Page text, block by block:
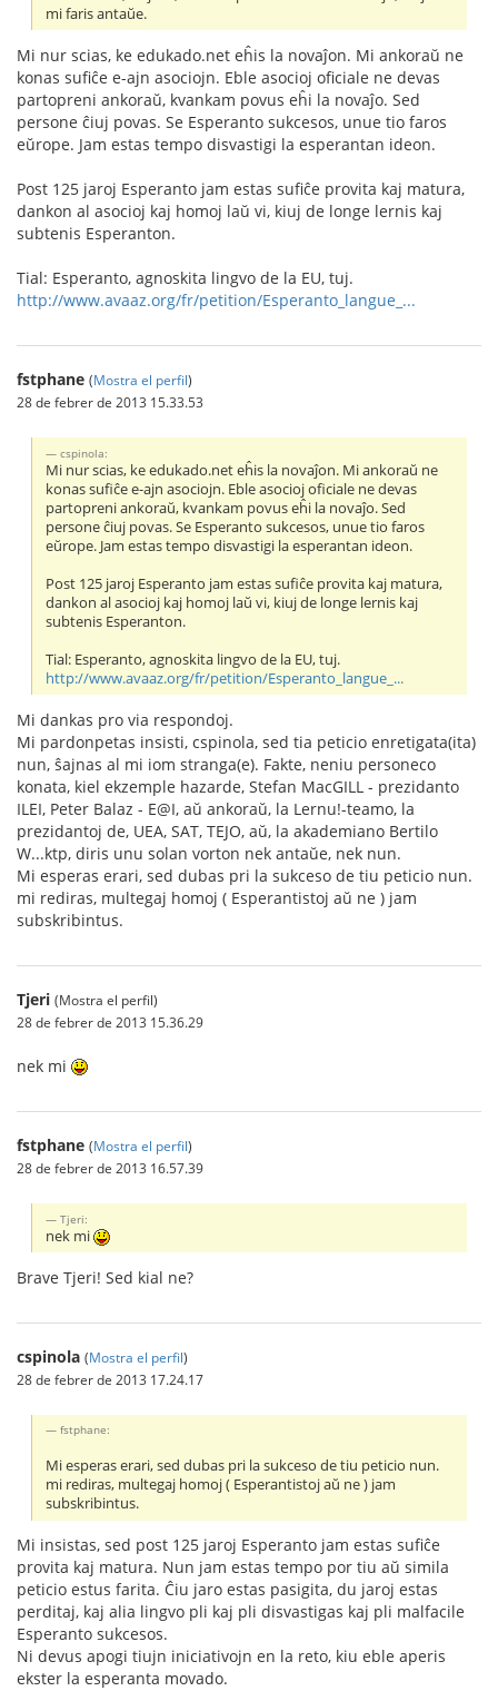
mi faris antaŭe.
Mi nur scias, ke edukado.net eĥis la novaĵon. Mi ankoraŭ ne
konas sufiĉe e-ajn asociojn. Eble asocioj oficiale ne devas
partopreni ankoraŭ, kvankam povus eĥi la novaĵo. Sed
persone ĉiuj povas. Se Esperanto sukcesos, unue tio faros
eŭrope. Jam estas tempo disvastigi la esperantan ideon.
Post 125 jaroj Esperanto jam estas sufiĉe provita kaj matura,
dankon al asocioj kaj homoj laŭ vi, kiuj de longe lernis kaj
subtenis Esperanton.
Tial: Esperanto, agnoskita lingvo de la EU, tuj.
http://www.avaaz.org/fr/petition/Esperanto_langue_...
fstphane (Mostra el perfil)
28 de febrer de 2013 15.33.53
cspinola:
Mi nur scias, ke edukado.net eĥis la novaĵon. Mi ankoraŭ ne
konas sufiĉe e-ajn asociojn. Eble asocioj oficiale ne devas
partopreni ankoraŭ, kvankam povus eĥi la novaĵo. Sed
persone ĉiuj povas. Se Esperanto sukcesos, unue tio faros
eŭrope. Jam estas tempo disvastigi la esperantan ideon.
Post 125 jaroj Esperanto jam estas sufiĉe provita kaj matura,
dankon al asocioj kaj homoj laŭ vi, kiuj de longe lernis kaj
subtenis Esperanton.
Tial: Esperanto, agnoskita lingvo de la EU, tuj.
http://www.avaaz.org/fr/petition/Esperanto_langue_...
Mi dankas pro via respondoj.
Mi pardonpetas insisti, cspinola, sed tia peticio enretigata(ita)
nun, ŝajnas al mi iom stranga(e). Fakte, neniu personeco
konata, kiel ekzemple hazarde, Stefan MacGILL - prezidanto
ILEI, Peter Balaz - E@I, aŭ ankoraŭ, la Lernu!-teamo, la
prezidantoj de, UEA, SAT, TEJO, aŭ, la akademiano Bertilo
W...ktp, diris unu solan vorton nek antaŭe, nek nun.
Mi esperas erari, sed dubas pri la sukceso de tiu peticio nun.
mi rediras, multegaj homoj ( Esperantistoj aŭ ne ) jam
subskribintus.
Tjeri (Mostra el perfil)
28 de febrer de 2013 15.36.29
nek mi
fstphane (Mostra el perfil)
28 de febrer de 2013 16.57.39
Tjeri:
nek mi
Brave Tjeri! Sed kial ne?
cspinola (Mostra el perfil)
28 de febrer de 2013 17.24.17
fstphane:
Mi esperas erari, sed dubas pri la sukceso de tiu peticio nun.
mi rediras, multegaj homoj ( Esperantistoj aŭ ne ) jam
subskribintus.
Mi insistas, sed post 125 jaroj Esperanto jam estas sufiĉe
provita kaj matura. Nun jam estas tempo por tiu aŭ simila
peticio estus farita. Ĉiu jaro estas pasigita, du jaroj estas
perditaj, kaj alia lingvo pli kaj pli disvastigas kaj pli malfacile
Esperanto sukcesos.
Ni devus apogi tiujn iniciativojn en la reto, kiu eble aperis
ekster la esperanta movado.